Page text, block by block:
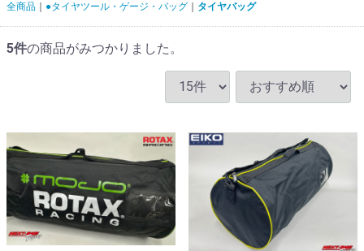
全商品 ●タイヤツール・ゲージ・バッグ タイヤバッグ
5件の商品がみつかりました。